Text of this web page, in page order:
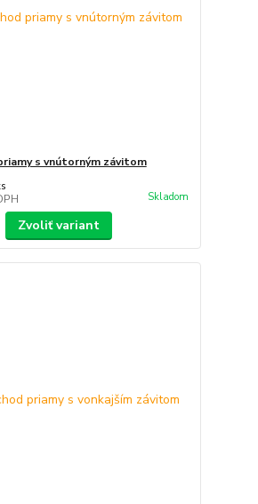
s vnútorným závitom
Skladom
Zvoliť variant